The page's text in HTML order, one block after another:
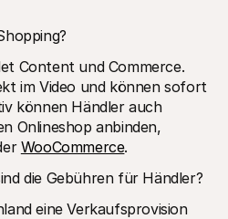
Content und Commerce.
im Video und können sofort
können Händler auch
Onlineshop anbinden,
WooCommerce.
die Gebühren für Händler?
eine Verkaufsprovision